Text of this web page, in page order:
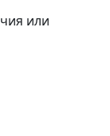
или